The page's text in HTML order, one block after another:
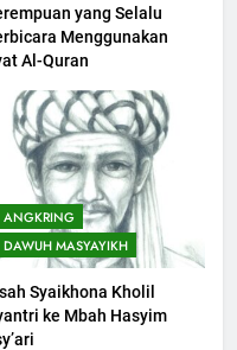
yang Selalu
Menggunakan
Al-Quran
ANGKRING
DAWUH MASYAYIKH
Syaikhona Kholil
ke Mbah Hasyim
: Supaya Amal
Bulan
Bulan Bersejarah